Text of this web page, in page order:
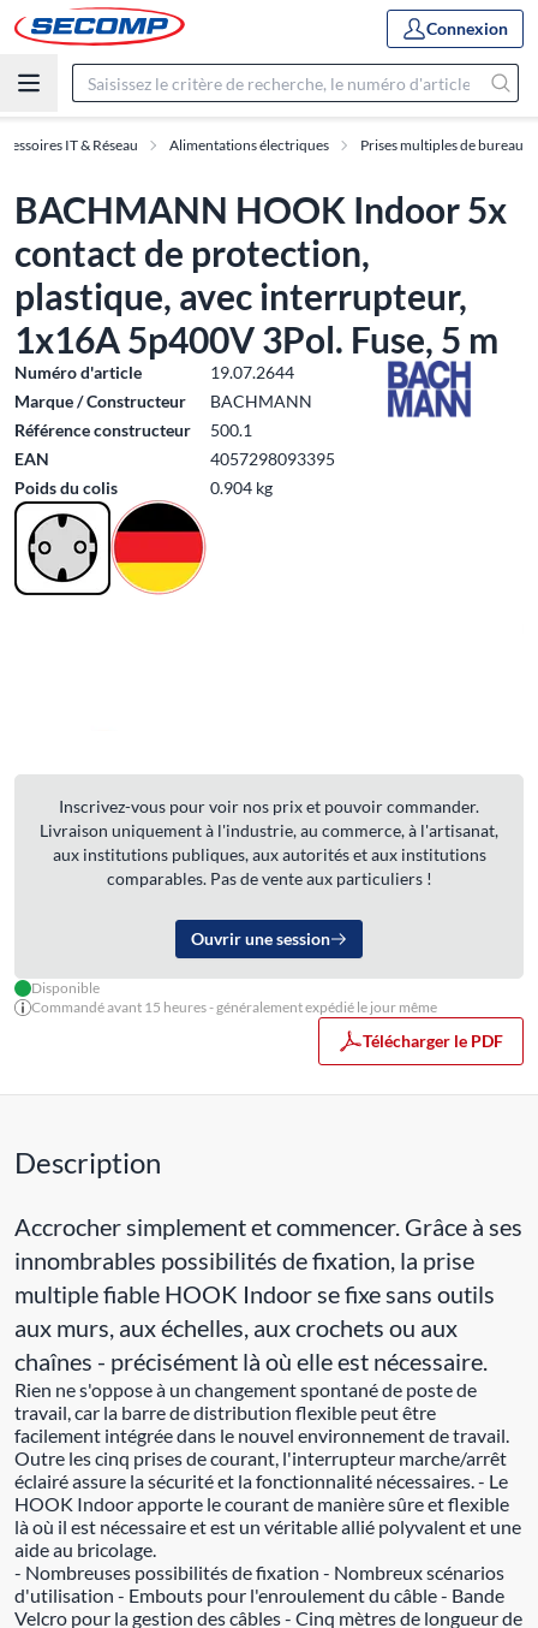
Connexion
IT & Réseau Alimentations électriques Prises multiples de bureau
BACHMANN HOOK Indoor 5x
contact de protection,
plastique, avec interrupteur,
1x16A 5p400V 3Pol. Fuse, 5 m
Numéro d'article
19.07.2644
Marque / Constructeur
BACHMANN
Référence constructeur
500.1
EAN
4057298093395
Poids du colis
0.904 kg
Inscrivez-vous pour voir nos prix et pouvoir commander.
Livraison uniquement à l'industrie, au commerce, à l'artisanat,
aux institutions publiques, aux autorités et aux institutions
comparables. Pas de vente aux particuliers !
Ouvrir une session
Disponible
Commandé avant 15 heures - généralement expédié le jour même
Télécharger le PDF
Description
Accrocher simplement et commencer. Grâce à ses
innombrables possibilités de fixation, la prise
multiple fiable HOOK Indoor se fixe sans outils
aux murs, aux échelles, aux crochets ou aux
chaînes - précisément là où elle est nécessaire.
Rien ne s'oppose à un changement spontané de poste de
travail, car la barre de distribution flexible peut être
facilement intégrée dans le nouvel environnement de travail.
Outre les cinq prises de courant, l'interrupteur marche/arrêt
éclairé assure la sécurité et la fonctionnalité nécessaires. - Le
HOOK Indoor apporte le courant de manière sûre et flexible
là où il est nécessaire et est un véritable allié polyvalent et une
aide au bricolage.
- Nombreuses possibilités de fixation - Nombreux scénarios
d'utilisation - Embouts pour l'enroulement du câble - Bande
Velcro pour la gestion des câbles - Cinq mètres de longueur de